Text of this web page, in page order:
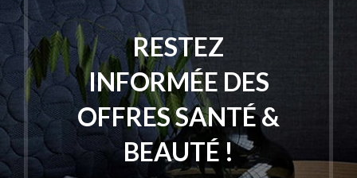
RESTEZ
INFORMÉE DES
OFFRES SANTÉ &
BEAUTÉ !